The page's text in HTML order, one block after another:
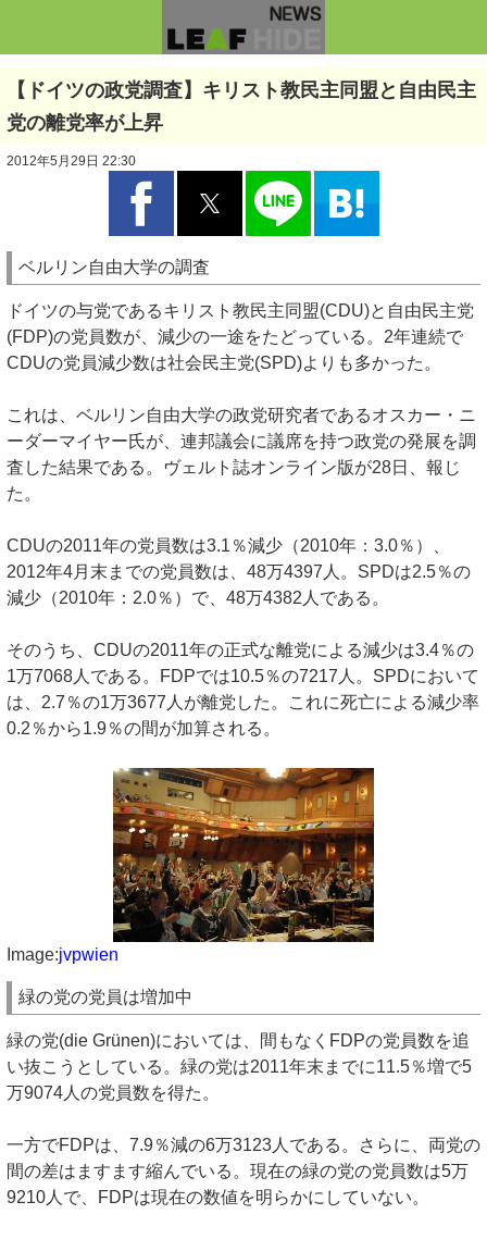
【ドイツの政党調査】キリスト教民主同盟と自由民主
党の離党率が上昇
2012年5月29日 22:30
ベルリン自由大学の調査
ドイツの与党であるキリスト教民主同盟(CDU)と自由民主党
(FDP)の党員数が、減少の一途をたどっている。2年連続で
CDUの党員減少数は社会民主党(SPD)よりも多かった。
これは、ベルリン自由大学の政党研究者であるオスカー・ニ
ーダーマイヤー氏が、連邦議会に議席を持つ政党の発展を調
査した結果である。ヴェルト誌オンライン版が28日、報じ
た。
CDUの2011年の党員数は3.1％減少（2010年：3.0％）、
2012年4月末までの党員数は、48万4397人。SPDは2.5％の
減少（2010年：2.0％）で、48万4382人である。
そのうち、CDUの2011年の正式な離党による減少は3.4％の
1万7068人である。FDPでは10.5％の7217人。SPDにおいて
は、2.7％の1万3677人が離党した。これに死亡による減少率
0.2％から1.9％の間が加算される。
Image:jvpwien
緑の党の党員は増加中
緑の党(die Grünen)においては、間もなくFDPの党員数を追
い抜こうとしている。緑の党は2011年末までに11.5％増で5
万9074人の党員数を得た。
一方でFDPは、7.9％減の6万3123人である。さらに、両党の
間の差はますます縮んでいる。現在の緑の党の党員数は5万
9210人で、FDPは現在の数値を明らかにしていない。